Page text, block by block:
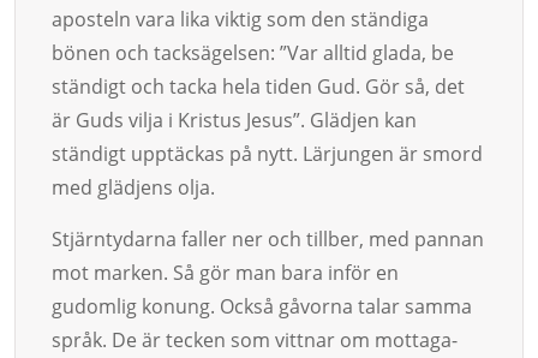
aposteln vara lika viktig som den ständiga
bönen och tack­sä­gel­sen: ”Var alltid glada, be
ständigt och tacka hela tiden Gud. Gör så, det
är Guds vilja i Kristus Jesus”. Glädjen kan
ständigt upptäckas på nytt. Lärjungen är smord
med glädjens olja.
Stjärntydarna faller ner och tillber, med pannan
mot marken. Så gör man bara inför en
gudomlig konung. Också gåvorna talar samma
språk. De är tecken som vittnar om mottaga­